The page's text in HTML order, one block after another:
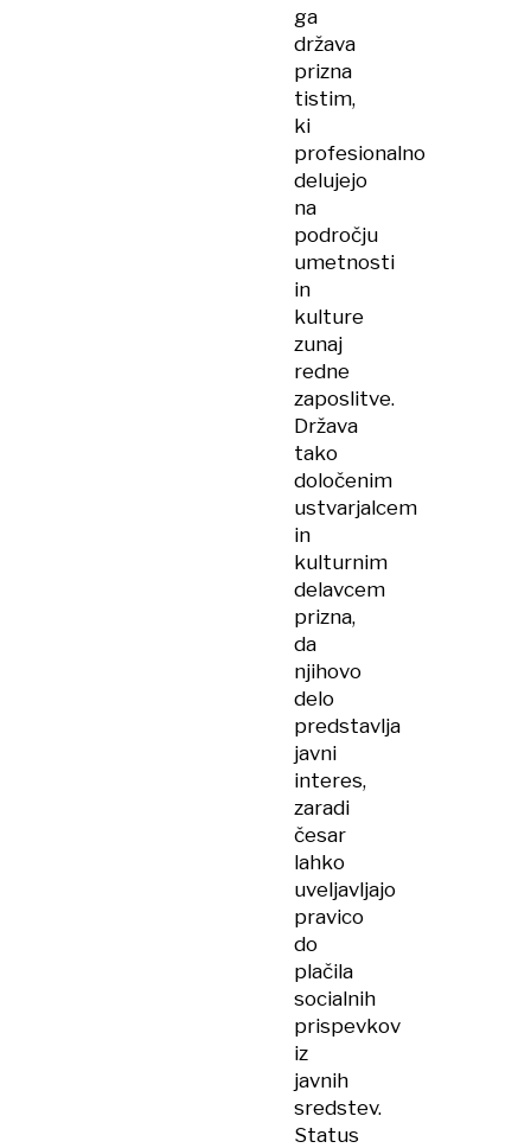
ga
država
prizna
tistim,
ki
profesionalno
delujejo
na
področju
umetnosti
in
kulture
zunaj
redne
zaposlitve.
Država
tako
določenim
ustvarjalcem
in
kulturnim
delavcem
prizna,
da
njihovo
delo
predstavlja
javni
interes,
zaradi
česar
lahko
uveljavljajo
pravico
do
plačila
socialnih
prispevkov
iz
javnih
sredstev.
Status